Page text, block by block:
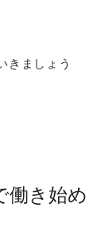
きましょう
働き始め